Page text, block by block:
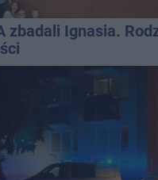
zbadali Ignasia.